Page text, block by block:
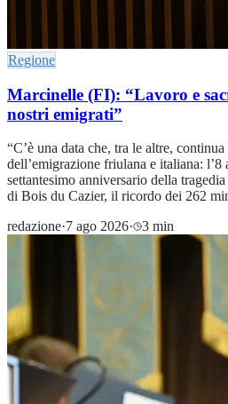
Regione
Marcinelle (FI): “Lavoro e
nostri emigrati”
“C’è una data che, tra le altre,
dell’emigrazione friulana e italiana: l’8
settantesimo anniversario della
di Bois du Cazier, il ricordo dei 262
redazione·7 ago 2026· 3 min